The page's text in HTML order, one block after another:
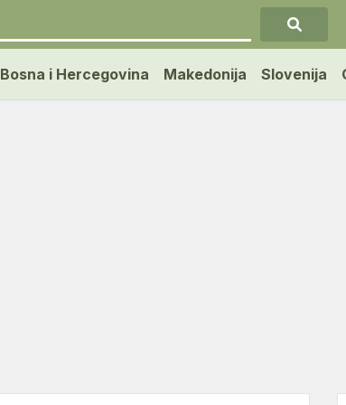
Bosna i Hercegovina Makedonija Slovenija